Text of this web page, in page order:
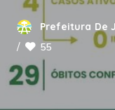
Prefeitura De
55